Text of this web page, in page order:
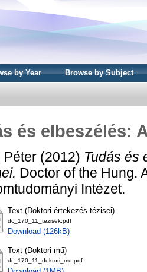
by Year Browse by Subject
és elbeszélés:
Péter (2012) Tudás és
Doctor of the Hung.
Intézet.
Text (Doktori értekezés tézisei)
dc_170_11_tezisek.pdf
Download (126kB)
Text (Doktori mű)
dc_170_11_doktori_mu.pdf